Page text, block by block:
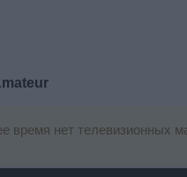
время нет телевизионных